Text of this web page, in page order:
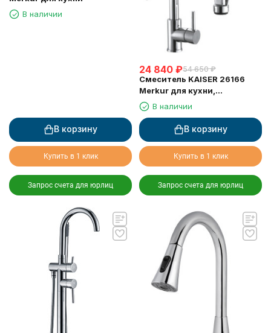
В наличии
В корзину
Купить в 1 клик
Запрос счета для юрлиц
24 840 ₽54 650 ₽
Смеситель KAISER 26166
Merkur для кухни,
поворотный, выдвижной
(шланг 0013)
В наличии
В корзину
Купить в 1 клик
Запрос счета для юрлиц